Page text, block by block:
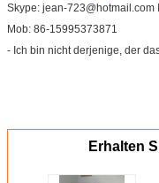
Skype: jean-723@hotmail.com
Mob: 86-15995373871
- Ich bin nicht derjenige, der
Erhalten